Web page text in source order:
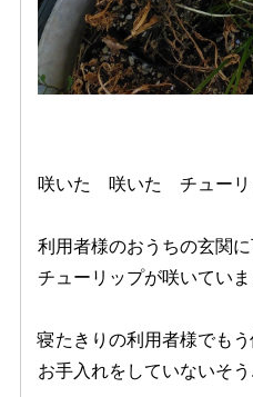
咲いた 咲いた チューリ
利用者様のおうちの玄関
チューリップが咲いていま
寝たきりの利用者様でもう
お手入れをしていないそう